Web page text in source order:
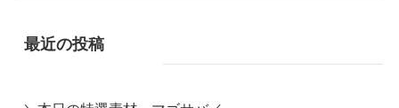
最近の投稿